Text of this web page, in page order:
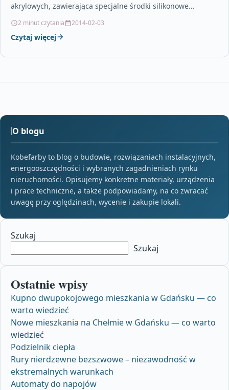
akrylowych, zawierająca specjalne środki silikonowe
parametrach użytkowych,…
2 minut czytania 2014-02-03
Czytaj więcej
O blogu
Kobefarby to blog o budowie, rozwiązaniach instalacyjnych,
energooszczędności i wybranych zagadnieniach rynku
nieruchomości. Opisujemy konkretne materiały, urządzenia
i prace techniczne, a także podpowiadamy, na co zwracać
uwagę przy oględzinach, wycenie i zakupie lokali.
Szukaj
Szukaj
Ostatnie wpisy
Kupno dwupokojowego mieszkania w Gdańsku — co
warto wiedzieć
Nowe mieszkania na Chełmie w Gdańsku — co warto
wiedzieć
Podzielnik ciepła
Rury nierdzewne bezszwowe – niezawodność w
ekstremalnych warunkach
Automaty do napojów